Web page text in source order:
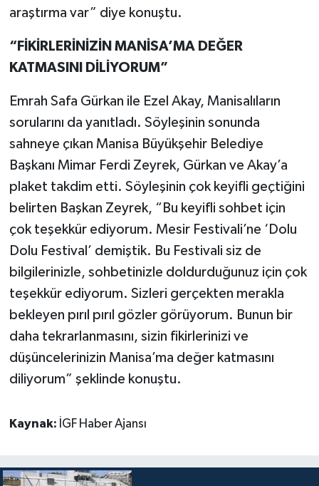
araştırma var” diye konuştu.
“FİKİRLERİNİZİN MANİSA’MA DEĞER
KATMASINI DİLİYORUM”
Emrah Safa Gürkan ile Ezel Akay, Manisalıların
sorularını da yanıtladı. Söyleşinin sonunda
sahneye çıkan Manisa Büyükşehir Belediye
Başkanı Mimar Ferdi Zeyrek, Gürkan ve Akay’a
plaket takdim etti. Söyleşinin çok keyifli geçtiğini
belirten Başkan Zeyrek, “Bu keyifli sohbet için
çok teşekkür ediyorum. Mesir Festivali’ne ‘Dolu
Dolu Festival’ demiştik. Bu Festivali siz de
bilgilerinizle, sohbetinizle doldurduğunuz için çok
teşekkür ediyorum. Sizleri gerçekten merakla
bekleyen pırıl pırıl gözler görüyorum. Bunun bir
daha tekrarlanmasını, sizin fikirlerinizi ve
düşüncelerinizin Manisa’ma değer katmasını
diliyorum” şeklinde konuştu.
Kaynak: İGF Haber Ajansı